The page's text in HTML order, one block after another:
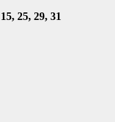
25, 29, 31